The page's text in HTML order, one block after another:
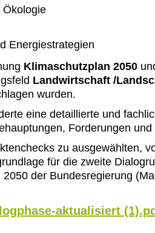
Energiestrategien
Klimaschutzplan 2050
Landwirtschaft /
wurden.
eine detaillierte und
Forderungen und
zu ausgewählten,
für die zweite
der Bundesregierung
aktualisiert